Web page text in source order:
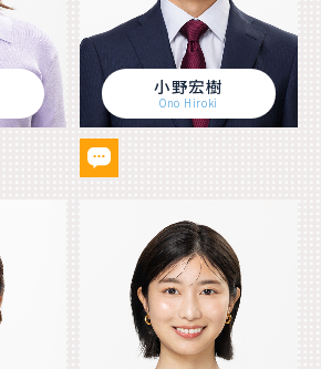
小野宏樹
Ono Hiroki